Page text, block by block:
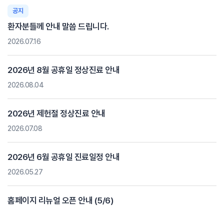
공지
환자분들께 안내 말씀 드립니다.
2026.07.16
2026년 8월 공휴일 정상진료 안내
2026.08.04
2026년 제헌절 정상진료 안내
2026.07.08
2026년 6월 공휴일 진료일정 안내
2026.05.27
홈페이지 리뉴얼 오픈 안내 (5/6)